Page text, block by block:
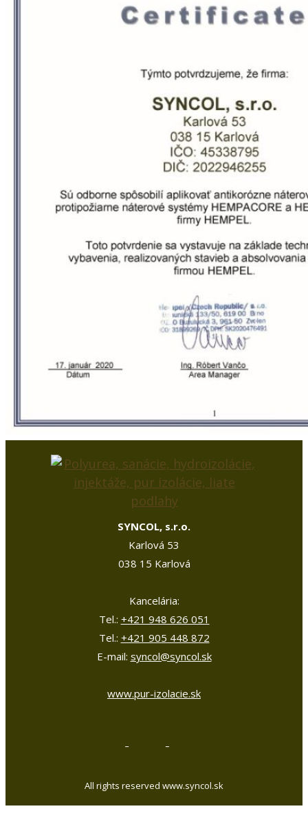
SYNCOL, s.r.o.
Karlová 53
038 15 Karlová
Kancelária:
Tel.: +421 948 626 051
Tel.: +421 905 448 872
E-mail: syncol@syncol.sk
www.pur-izolacie.sk
All rights reserved www.syncol.sk